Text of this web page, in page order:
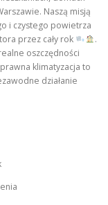
Naszą misją
i czystego powietrza
przez cały rok
.
oszczędności
klimatyzacja to
działanie